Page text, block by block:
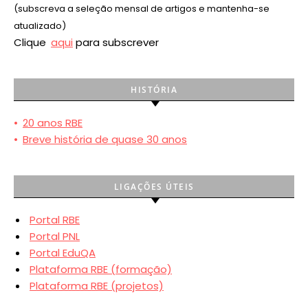
(subscreva a seleção mensal de artigos e mantenha-se
atualizado)
Clique aqui para subscrever
HISTÓRIA
• 20 anos RBE
• Breve história de quase 30 anos
LIGAÇÕES ÚTEIS
Portal RBE
Portal PNL
Portal EduQA
Plataforma RBE (formação)
Plataforma RBE (projetos)